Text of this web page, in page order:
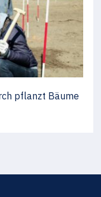
pflanzt Bäume